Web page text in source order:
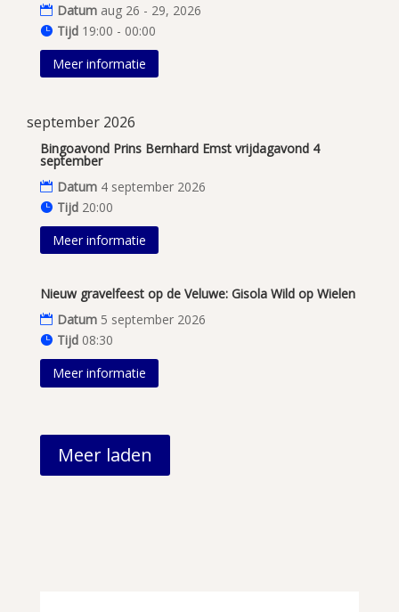
Datum aug 26 - 29, 2026
Tijd 19:00 - 00:00
Meer informatie
september 2026
Bingoavond Prins Bernhard Emst vrijdagavond 4
september
Datum 4 september 2026
Tijd 20:00
Meer informatie
Nieuw gravelfeest op de Veluwe: Gisola Wild op Wielen
Datum 5 september 2026
Tijd 08:30
Meer informatie
Meer laden